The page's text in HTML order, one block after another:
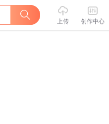
上传 创作中心